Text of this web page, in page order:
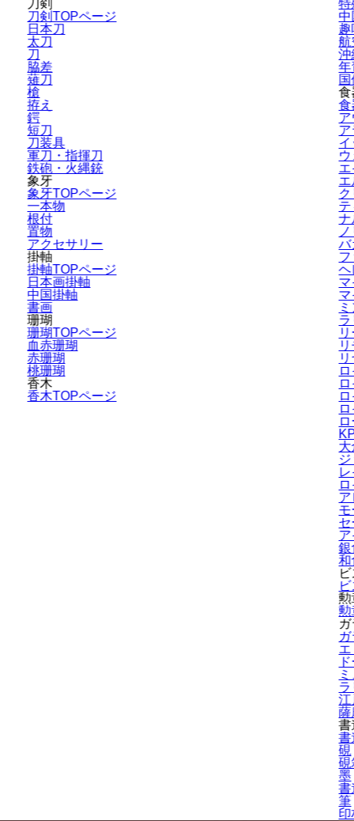
刀剣
刀剣TOPページ
日本刀
太刀
刀
脇差
薙刀
槍
拵え
鍔
短刀
刀装具
軍刀・指揮刀
鉄砲・火縄銃
象牙
象牙TOPページ
一本物
根付
置物
アクセサリー
掛軸
掛軸TOPページ
日本画掛軸
中国掛軸
書画
珊瑚
珊瑚TOPページ
血赤珊瑚
赤珊瑚
桃珊瑚
香木
香木TOPページ
特
中
趣
航
沖
年
食
食
ア
ア
イ
エ
エ
テ
ナ
バ
フ
ヘ
マ
マ
大
ア
モ
セ
ア
銀
和
勲
勲
エ
江
薩
書
書
硯
硯
墨
書
筆
印